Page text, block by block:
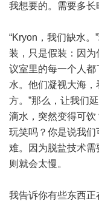
我想要的。需要多长
“Kryon，我们缺水
装，只是假装：因
议室里的每一个人
水。他们凝视大海
方。”那么，让我们
滴水，突然变得可饮
玩笑吗？你是说我们
难。因为脱盐技术
则就会太慢。
我告诉你有些东西